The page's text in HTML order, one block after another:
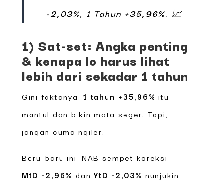
-2,03%, 1 Tahun +35,96%. 📈
1) Sat-set: Angka penting
& kenapa lo harus lihat
lebih dari sekadar 1 tahun
Gini faktanya: 1 tahun +35,96% itu
mantul dan bikin mata seger. Tapi,
jangan cuma ngiler.
Baru-baru ini, NAB sempet koreksi —
MtD -2,96% danYtD -2,03% nunjukin